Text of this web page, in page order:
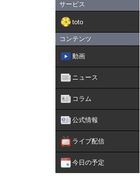
サービス
toto
コンテンツ
動画
ニュース
コラム
公式情報
ライブ配信
今日の予定